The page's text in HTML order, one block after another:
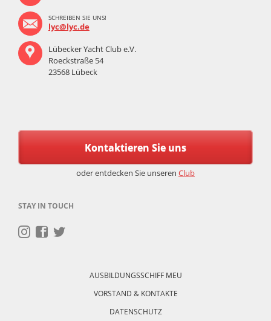
SCHREIBEN SIE UNS!
lyc@lyc.de
Lübecker Yacht Club e.V.
Roeckstraße 54
23568 Lübeck
Kontaktieren Sie uns
oder entdecken Sie unseren Club
STAY IN TOUCH
AUSBILDUNGSSCHIFF MEU
VORSTAND & KONTAKTE
DATENSCHUTZ